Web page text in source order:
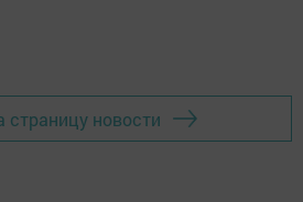
страницу новости